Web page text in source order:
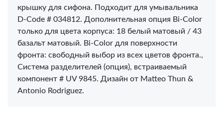
крышку для сифона. Подходит для умывальника
D-Code # 034812. Дополнительная опция Bi-Color
только для цвета корпуса: 18 белый матовый / 43
базальт матовый. Bi-Color для поверхности
фронта: свободный выбор из всех цветов фронта.,
Система разделителей (опция), встраиваемый
компонент # UV 9845. Дизайн от Matteo Thun &
Antonio Rodriguez.